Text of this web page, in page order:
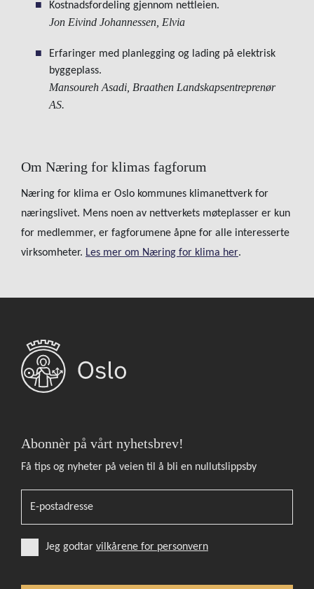
Kostnadsfordeling gjennom nettleien.
Jon Eivind Johannessen, Elvia
Erfaringer med planlegging og lading på elektrisk
byggeplass.
Mansoureh Asadi , Braathen Landskapsentreprenør
AS.
Om Næring for klimas fagforum
Næring for klima er Oslo kommunes klimanettverk for
næringslivet. Mens noen av nettverkets møteplasser er kun
for medlemmer, er fagforumene åpne for alle interesserte
virksomheter. Les mer om Næring for klima her.
Abonnèr på vårt nyhetsbrev!
Få tips og nyheter på veien til å bli en nullutslippsby
Jeg godtar vilkårene for personvern